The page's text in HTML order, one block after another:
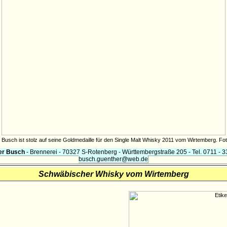
ist stolz auf seine Goldmedaille für den Single Malt Whisky 2011 vom Wirtemberg.
Busch - Brennerei - 70327 S-Rotenberg - Württembergstraße 205 - Tel. 0711 -
busch.guenther@web.de
Schwäbischer Whisky vom Wirtemberg